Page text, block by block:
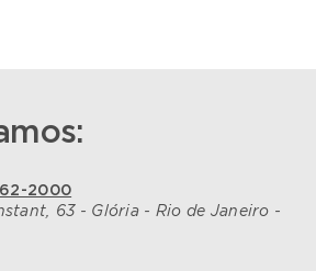
2000
63 - Glória - Rio de Janeiro -